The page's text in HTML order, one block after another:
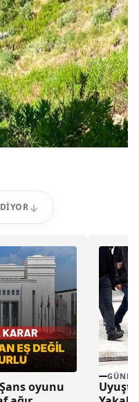
oyunu